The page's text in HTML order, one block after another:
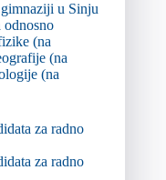
u Sinju
odnosno
(na
(na
(na
za radno
za radno